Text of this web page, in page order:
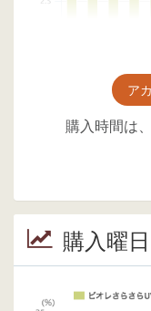
ア
購入時間は
購入曜日